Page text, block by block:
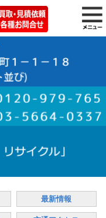
最新情報